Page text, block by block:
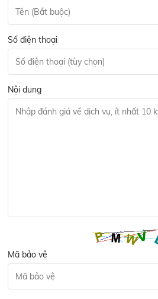
Số điện thoại
Nội dung
Mã bảo vệ